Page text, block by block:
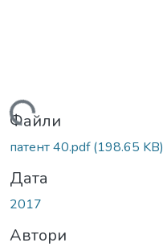
Файли
патент 40.pdf(198.65 KB)
Дата
2017
Автори